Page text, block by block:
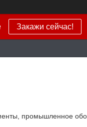
Закажи сейчас!
промышленное